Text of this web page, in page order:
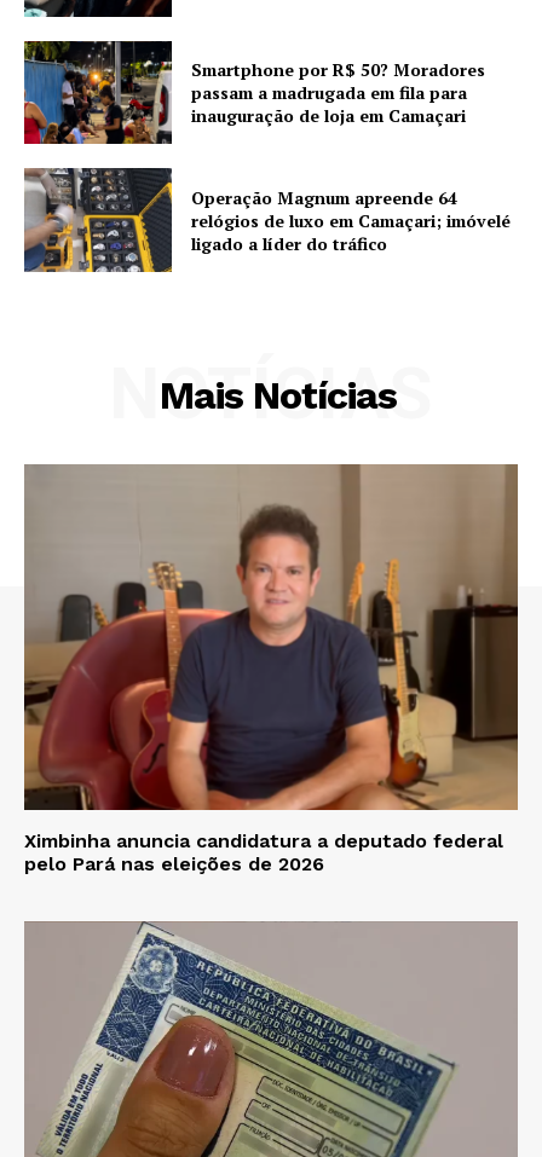
Smartphone por R$ 50? Moradores
passam a madrugada em fila para
inauguração de loja em Camaçari
Operação Magnum apreende 64
relógios de luxo em Camaçari; imóvelé
ligado a líder do tráfico
Mais Notícias
NOTÍCIAS
Ximbinha anuncia candidatura a deputado federal
pelo Pará nas eleições de 2026